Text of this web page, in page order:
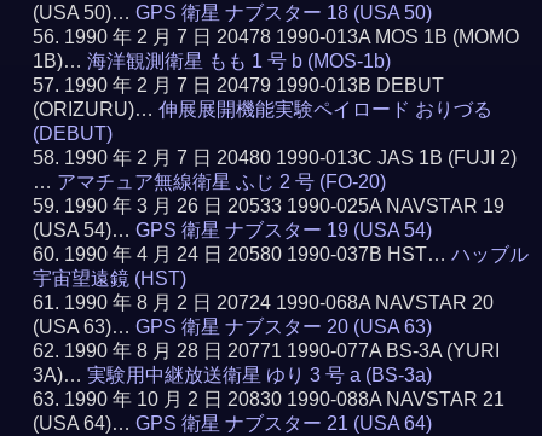
(USA 50)…GPS 衛星 ナブスター 18 (USA 50)
1990 年 2 月 7 日 20478 1990-013A MOS 1B (MOMO
1B)…海洋観測衛星 もも 1 号 b (MOS-1b)
1990 年 2 月 7 日 20479 1990-013B DEBUT
(ORIZURU)…伸展展開機能実験ペイロード おりづる
(DEBUT)
1990 年 2 月 7 日 20480 1990-013C JAS 1B (FUJI 2)
… アマチュア無線衛星 ふじ 2 号 (FO-20)
1990 年 3 月 26 日 20533 1990-025A NAVSTAR 19
(USA 54)…GPS 衛星 ナブスター 19 (USA 54)
1990 年 4 月 24 日 20580 1990-037B HST…ハッブル
宇宙望遠鏡 (HST)
1990 年 8 月 2 日 20724 1990-068A NAVSTAR 20
(USA 63)…GPS 衛星 ナブスター 20 (USA 63)
1990 年 8 月 28 日 20771 1990-077A BS-3A (YURI
3A)…実験用中継放送衛星 ゆり 3 号 a (BS-3a)
1990 年 10 月 2 日 20830 1990-088A NAVSTAR 21
(USA 64)…GPS 衛星 ナブスター 21 (USA 64)